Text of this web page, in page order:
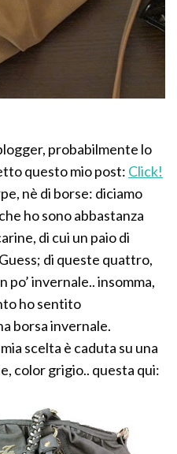
probabilmente lo
questo mio post: Click!
nè di borse: diciamo
ho sono abbastanza
di cui un paio di
di queste quattro,
po’ invernale.. insomma,
ho sentito
borsa invernale.
scelta è caduta su una
color grigio.. questa qui: